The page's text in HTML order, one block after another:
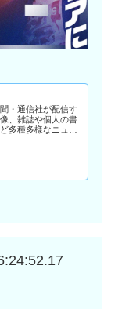
・通信社が配信す
、雑誌や個人の書
多種多様なニュー